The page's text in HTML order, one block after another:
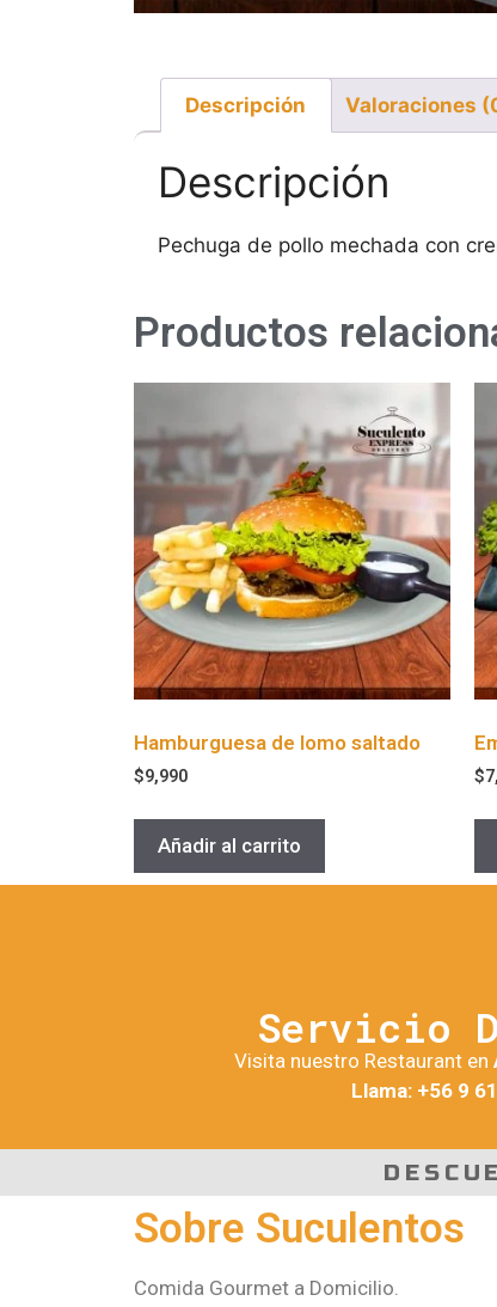
Descripción Valoraciones
Descripción
Pechuga de pollo mechada con
Productos
Hamburguesa de lomo saltado
$9,990
Añadir al carrito
$
Servicio
Visita nuestro Restaurant en
Llama: +56 9
Sobre Suculentos
Comida Gourmet a Domicilio.